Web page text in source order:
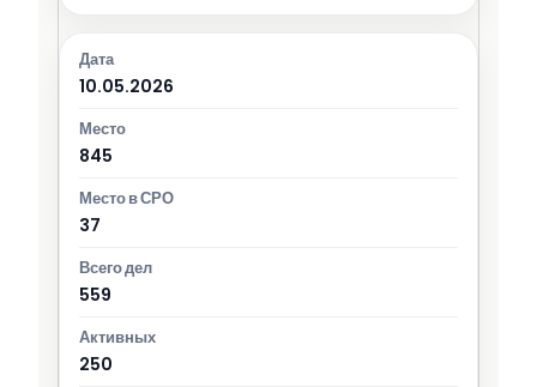
10.05.2026
845
37
559
250